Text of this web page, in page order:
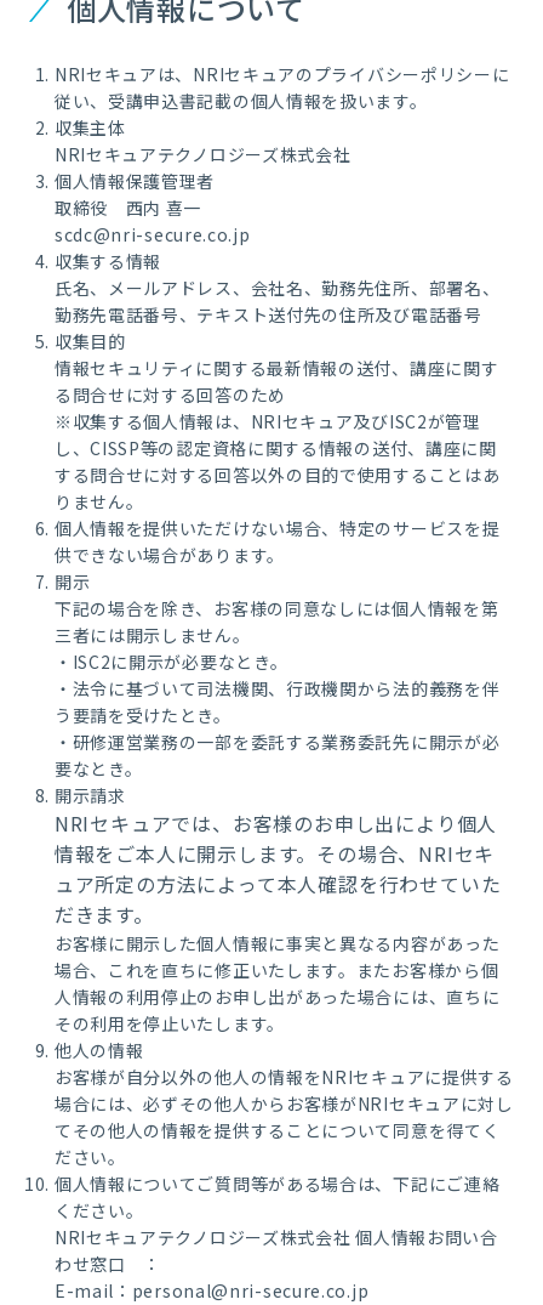
NRIセキュアは、NRIセキュアのプライバシーポリシーに
従い、受講申込書記載の個人情報を扱います。
収集主体
NRIセキュアテクノロジーズ株式会社
個人情報保護管理者
取締役 西内 喜一
scdc@nri-secure.co.jp
収集する情報
氏名、メールアドレス、会社名、勤務先住所、部署名、
勤務先電話番号、テキスト送付先の住所及び電話番号
収集目的
情報セキュリティに関する最新情報の送付、講座に関す
る問合せに対する回答のため
※収集する個人情報は、NRIセキュア及びISC2が管理
し、CISSP等の認定資格に関する情報の送付、講座に関
する問合せに対する回答以外の目的で使用することはあ
りません。
個人情報を提供いただけない場合、特定のサービスを提
供できない場合があります。
開示
下記の場合を除き、お客様の同意なしには個人情報を第
三者には開示しません。
・ISC2に開示が必要なとき。
・法令に基づいて司法機関、行政機関から法的義務を伴
う要請を受けたとき。
・研修運営業務の一部を委託する業務委託先に開示が必
要なとき。
開示請求
NRIセキュアでは、お客様のお申し出により個人
情報をご本人に開示します。その場合、NRIセキ
ュア所定の方法によって本人確認を行わせていた
だきます。
お客様に開示した個人情報に事実と異なる内容があった
場合、これを直ちに修正いたします。またお客様から個
人情報の利用停止のお申し出があった場合には、直ちに
その利用を停止いたします。
他人の情報
お客様が自分以外の他人の情報をNRIセキュアに提供する
場合には、必ずその他人からお客様がNRIセキュアに対し
てその他人の情報を提供することについて同意を得てく
ださい。
個人情報についてご質問等がある場合は、下記にご連絡
ください。
NRIセキュアテクノロジーズ株式会社 個人情報お問い合
わせ窓口 ：
E-mail：personal@nri-secure.co.jp